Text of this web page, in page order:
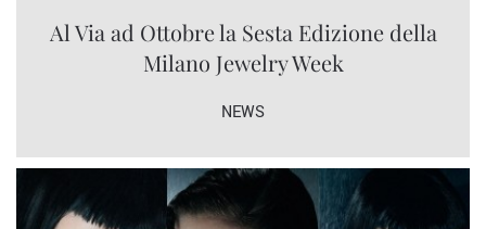
Al Via ad Ottobre la Sesta Edizione della
Milano Jewelry Week
NEWS